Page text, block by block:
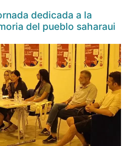
dedicada a la
del pueblo saharaui